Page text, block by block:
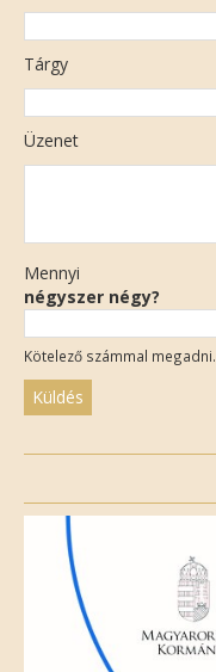
Tárgy
Üzenet
Mennyi
négyszer négy?
Kötelező számmal megadni.
field
empty.